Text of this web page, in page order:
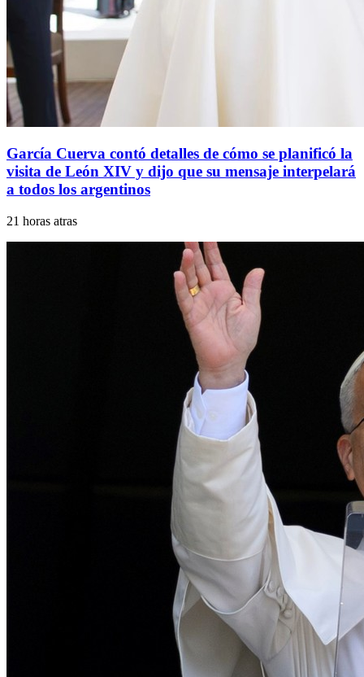
García Cuerva contó detalles de cómo se planificó la
visita de León XIV y dijo que su mensaje interpelará
a todos los argentinos
21 horas atras